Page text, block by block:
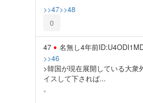
>>47>>48
0
47 名無し4年前
>>46
>韓国が現在展開している大衆
イスして下されば...
。